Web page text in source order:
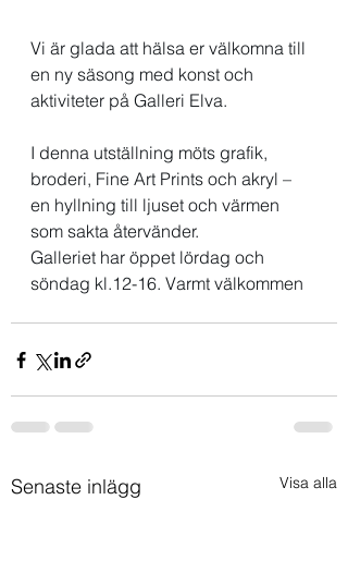
Vi är glada att hälsa er välkomna till
en ny säsong med konst och
aktiviteter på Galleri Elva.
I denna utställning möts grafik,
broderi, Fine Art Prints och akryl –
en hyllning till ljuset och värmen
som sakta återvänder.
Galleriet har öppet lördag och
söndag kl.12-16. Varmt välkommen
Senaste inlägg Visa alla